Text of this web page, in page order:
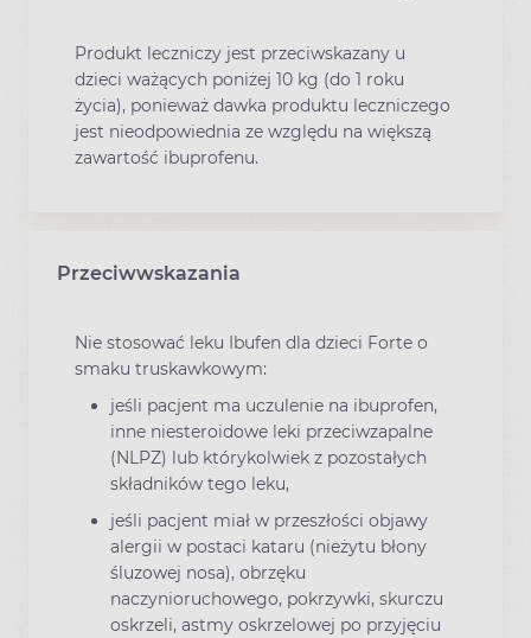
Produkt leczniczy jest przeciwskazany u
dzieci ważących poniżej 10 kg (do 1 roku
życia), ponieważ dawka produktu leczniczego
jest nieodpowiednia ze względu na większą
zawartość ibuprofenu.
Przeciwwskazania
Nie stosować leku Ibufen dla dzieci Forte o
smaku truskawkowym:
jeśli pacjent ma uczulenie na ibuprofen,
inne niesteroidowe leki przeciwzapalne
(NLPZ) lub którykolwiek z pozostałych
składników tego leku,
jeśli pacjent miał w przeszłości objawy
alergii w postaci kataru (nieżytu błony
śluzowej nosa), obrzęku
naczynioruchowego, pokrzywki, skurczu
oskrzeli, astmy oskrzelowej po przyjęciu